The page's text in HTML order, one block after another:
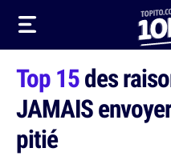
Top 15des
JAMAIS
pitié